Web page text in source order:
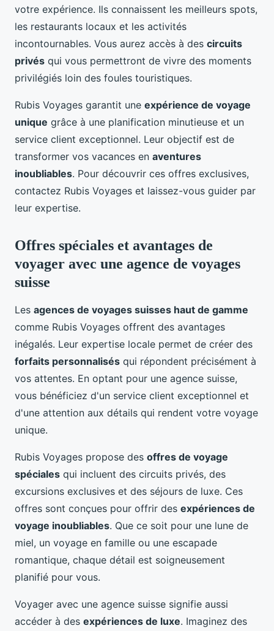
votre expérience. Ils connaissent les meilleurs spots,
les restaurants locaux et les activités
incontournables. Vous aurez accès à des circuits
privés qui vous permettront de vivre des moments
privilégiés loin des foules touristiques.
Rubis Voyages garantit une expérience de voyage
unique grâce à une planification minutieuse et un
service client exceptionnel. Leur objectif est de
transformer vos vacances en aventures
inoubliables. Pour découvrir ces offres exclusives,
contactez Rubis Voyages et laissez-vous guider par
leur expertise.
Offres spéciales et avantages de
voyager avec une agence de voyages
suisse
Les agences de voyages suisses haut de gamme
comme Rubis Voyages offrent des avantages
inégalés. Leur expertise locale permet de créer des
forfaits personnalisés qui répondent précisément à
vos attentes. En optant pour une agence suisse,
vous bénéficiez d'un service client exceptionnel et
d'une attention aux détails qui rendent votre voyage
unique.
Rubis Voyages propose des offres de voyage
spéciales qui incluent des circuits privés, des
excursions exclusives et des séjours de luxe. Ces
offres sont conçues pour offrir des expériences de
voyage inoubliables. Que ce soit pour une lune de
miel, un voyage en famille ou une escapade
romantique, chaque détail est soigneusement
planifié pour vous.
Voyager avec une agence suisse signifie aussi
accéder à des expériences de luxe. Imaginez des